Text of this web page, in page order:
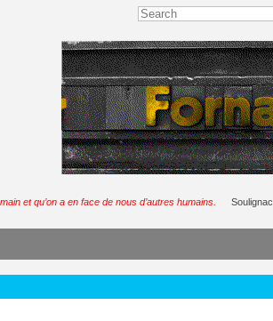
et qu’on a en face de nous d’autres humains. Soulignac